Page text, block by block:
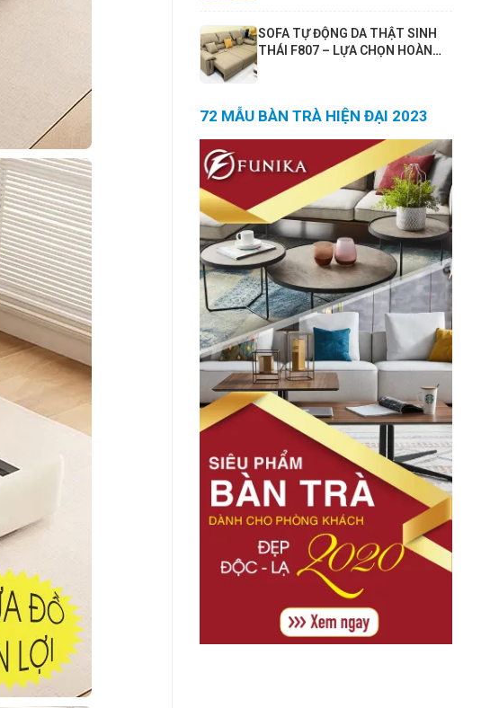
SOFA TỰ ĐỘNG DA THẬT SINH
THÁI F807 – LỰA CHỌN HOÀN
72 MẪU BÀN TRÀ HIỆN ĐẠI 2023